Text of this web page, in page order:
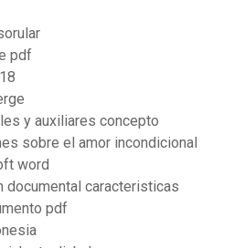
pdf
y auxiliares concepto
sobre el amor incondicional
word
documental caracteristicas
pdf